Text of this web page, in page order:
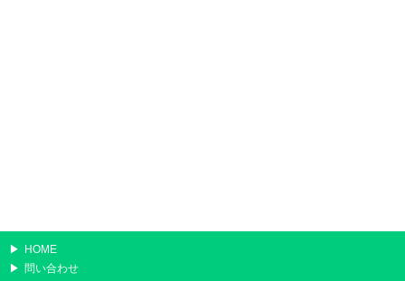
HOME
問い合わせ